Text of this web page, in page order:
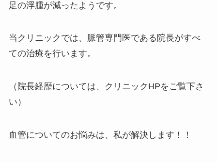
足の浮腫が減ったようです。
当クリニックでは、脈管専門医である院長がすべ
ての治療を行います。
（院長経歴については、クリニックHPをご覧下さ
い）
血管についてのお悩みは、私が解決します！！